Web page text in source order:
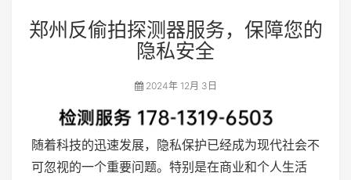
郑州反偷拍探测器服务，保障您的
隐私安全
2024年 12月 3日
随着科技的迅速发展，隐私保护已经成为现代社会不
可忽视的一个重要问题。特别是在商业和个人生活